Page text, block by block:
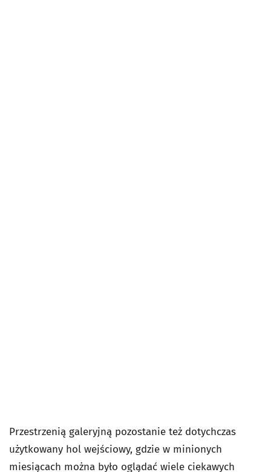
Przestrzenią galeryjną pozostanie też dotychczas
użytkowany hol wejściowy, gdzie w minionych
miesiącach można było oglądać wiele ciekawych